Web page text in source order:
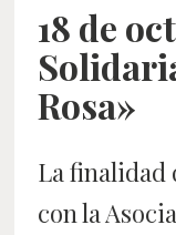
18 de
Rosa»
La finalidad
con la